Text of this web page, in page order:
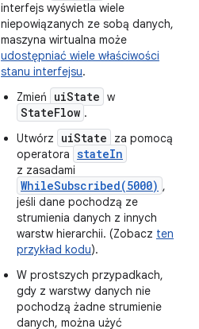
interfejs wyświetla wiele
niepowiązanych ze sobą danych,
maszyna wirtualna może
udostępniać wiele właściwości
stanu interfejsu.
Zmień
uiState w
StateFlow .
Utwórz
uiState
za pomocą
operatora stateIn
z zasadami
WhileSubscribed(5000) ,
jeśli dane pochodzą ze
strumienia danych z innych
warstw hierarchii. (Zobacz ten
przykład kodu).
W prostszych przypadkach,
gdy z warstwy danych nie
pochodzą żadne strumienie
danych, można użyć